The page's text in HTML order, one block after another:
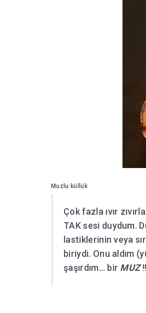
Muzlu küllük
Çok fazla ıvır
TAK sesi duydum.
lastiklerinin veya
biriydi. Onu aldım
şaşırdım… bir MUZ